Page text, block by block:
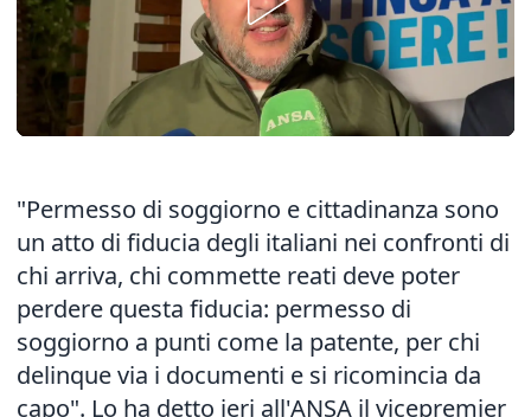
"Permesso di soggiorno e cittadinanza sono
un atto di fiducia degli italiani nei confronti di
chi arriva, chi commette reati deve poter
perdere questa fiducia: permesso di
soggiorno a punti come la patente, per chi
delinque via i documenti e si ricomincia da
capo". Lo ha detto ieri all'ANSA il vicepremier